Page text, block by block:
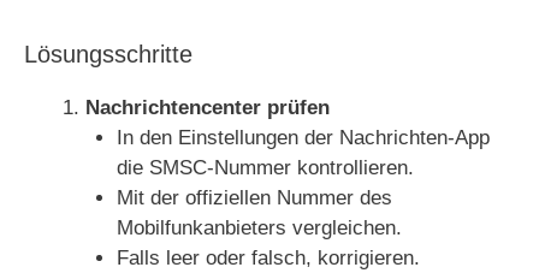
V
i
Lösungsschritte
Nachrichtencenter prüfen
In den Einstellungen der Nachrichten‑App
die SMSC‑Nummer kontrollieren.
Mit der offiziellen Nummer des
Mobilfunkanbieters vergleichen.
Falls leer oder falsch, korrigieren.